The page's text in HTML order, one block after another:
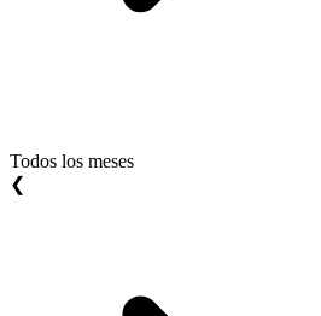
Todos los meses
❮